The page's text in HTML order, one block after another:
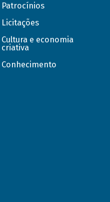
Patrocínios
Licitações
Cultura e economia
criativa
Conhecimento